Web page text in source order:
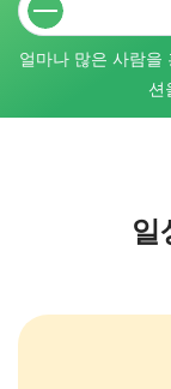
얼마나 많은 사람을
션
일